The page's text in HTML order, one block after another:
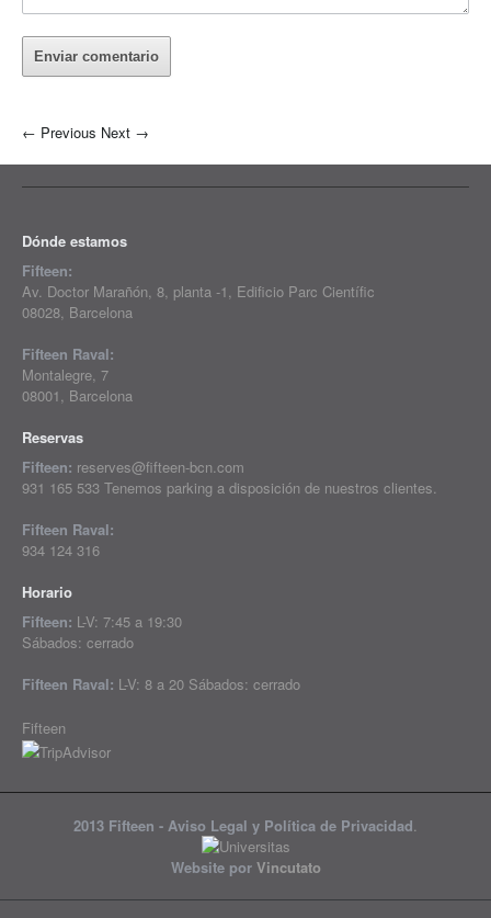
← Previous Next →
Dónde estamos
Fifteen:
Av. Doctor Marañón, 8, planta -1, Edificio Parc Científic
08028, Barcelona
Fifteen Raval:
Montalegre, 7
08001, Barcelona
Reservas
Fifteen: reserves@fifteen-bcn.com
931 165 533 Tenemos parking a disposición de nuestros clientes.
Fifteen Raval:
934 124 316
Horario
Fifteen: L-V: 7:45 a 19:30
Sábados: cerrado
Fifteen Raval: L-V: 8 a 20 Sábados: cerrado
Fifteen
2013 Fifteen - Aviso Legal y Política de Privacidad.
Website por Vincutato